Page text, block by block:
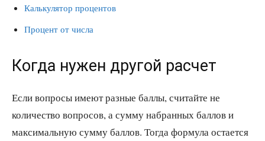
Калькулятор процентов
Процент от числа
Когда нужен другой расчет
Если вопросы имеют разные баллы, считайте не
количество вопросов, а сумму набранных баллов и
максимальную сумму баллов. Тогда формула остается